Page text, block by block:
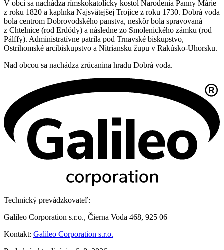
V obci sa nachádza rímskokatolícky kostol Narodenia Panny Márie
z roku 1820 a kaplnka Najsvätejšej Trojice z roku 1730. Dobrá voda
bola centrom Dobrovodského panstva, neskôr bola spravovaná
z Chtelnice (rod Erdödy) a následne zo Smolenického zámku (rod
Pálffy). Administratívne patrila pod Trnavské biskupstvo,
Ostrihomské arcibiskupstvo a Nitriansku župu v Rakúsko-Uhorsku.
Nad obcou sa nachádza zrúcanina hradu Dobrá voda.
Technický prevádzkovateľ:
Galileo Corporation s.r.o., Čierna Voda 468, 925 06
Kontakt: Galileo Corporation s.r.o.